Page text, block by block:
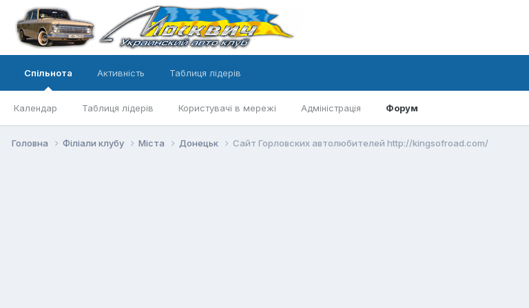
Спільнота
Календар Таблиця лідерів Користувачі в мережі Адміністрація Форум
Активність Таблиця лідерів
Головна Філіали клубу Міста Донецьк Cайт Горловских автолюбителей http://kingsofroad.com/